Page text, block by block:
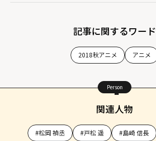
記事に関するワード
2018秋アニメ アニメ
Person
関連人物
#松岡 禎丞 #戸松 遥 #島崎 信長